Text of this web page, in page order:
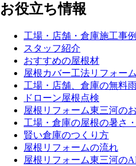
お役立ち情報
工場・店舗・倉庫施工事
スタッフ紹介
おすすめの屋根材
屋根カバー工法リフォー
工場・店舗、倉庫の無料
ドローン屋根点検
屋根リフォーム東三河の
工場・倉庫の屋根の暑さ
賢い倉庫のつくり方
屋根リフォームの流れ
屋根リフォーム東三河の